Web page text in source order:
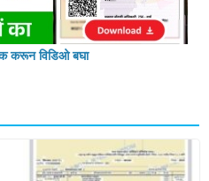
करून विडिओ बघा